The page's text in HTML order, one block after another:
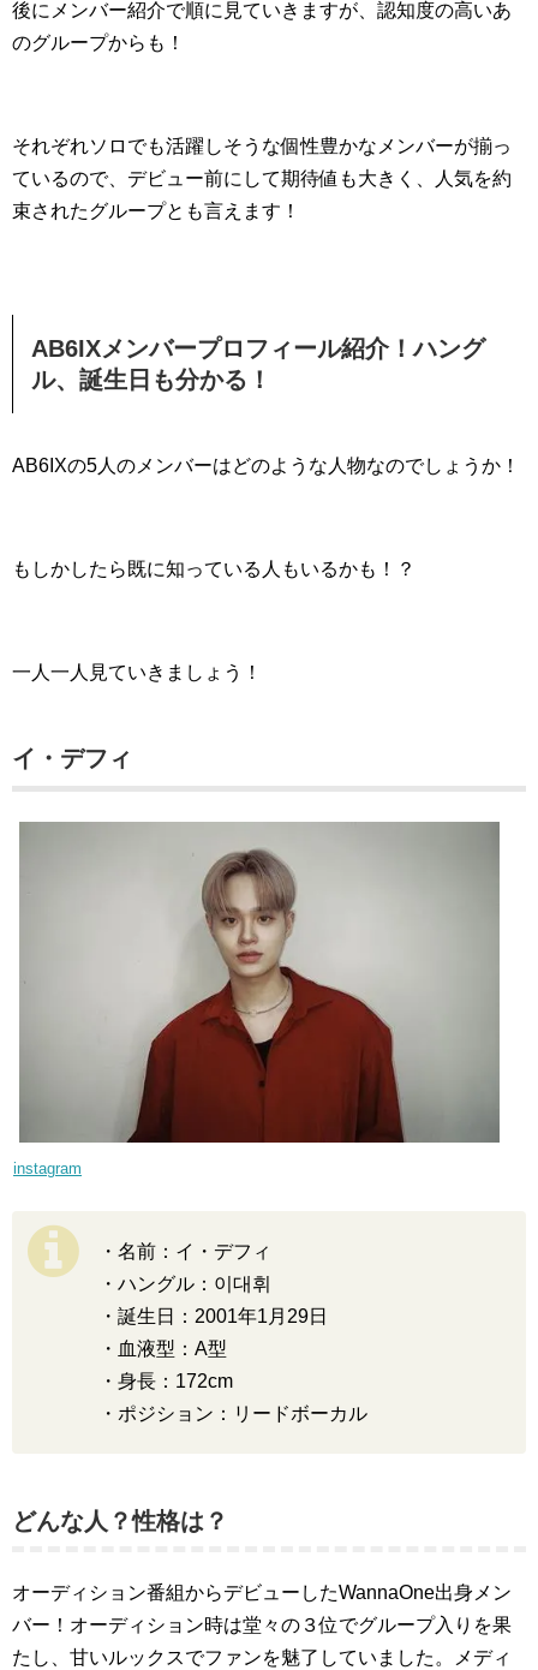
後にメンバー紹介で順に見ていきますが、認知度の高いあ
のグループからも！
それぞれソロでも活躍しそうな個性豊かなメンバーが揃っ
ているので、デビュー前にして期待値も大きく、人気を約
束されたグループとも言えます！
AB6IXメンバープロフィール紹介！ハング
ル、誕生日も分かる！
AB6IXの5人のメンバーはどのような人物なのでしょうか！
もしかしたら既に知っている人もいるかも！？
一人一人見ていきましょう！
イ・デフィ
instagram
・名前：イ・デフィ
・ハングル：이대휘
・誕生日：2001年1月29日
・血液型：A型
・身長：172cm
・ポジション：リードボーカル
どんな人？性格は？
オーディション番組からデビューしたWannaOne出身メン
バー！オーディション時は堂々の３位でグループ入りを果
たし、甘いルックスでファンを魅了していました。メディ